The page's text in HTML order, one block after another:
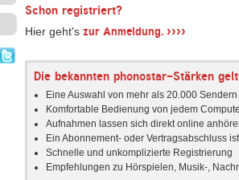
Schon registriert?
Hier geht's zur Anmeldung. ››››
Die bekannten phonostar-Stärken
Eine Auswahl von mehr als 20.000
Komfortable Bedienung von jedem
Aufnahmen lassen sich direkt online
Ein Abonnement- oder Vertragsabschluss
Schnelle und unkomplizierte Registrierung
Empfehlungen zu Hörspielen, Musik-,